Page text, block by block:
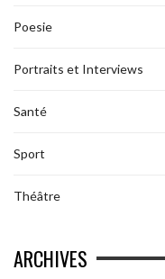
Poesie
Portraits et Interviews
Santé
Sport
Théâtre
ARCHIVES